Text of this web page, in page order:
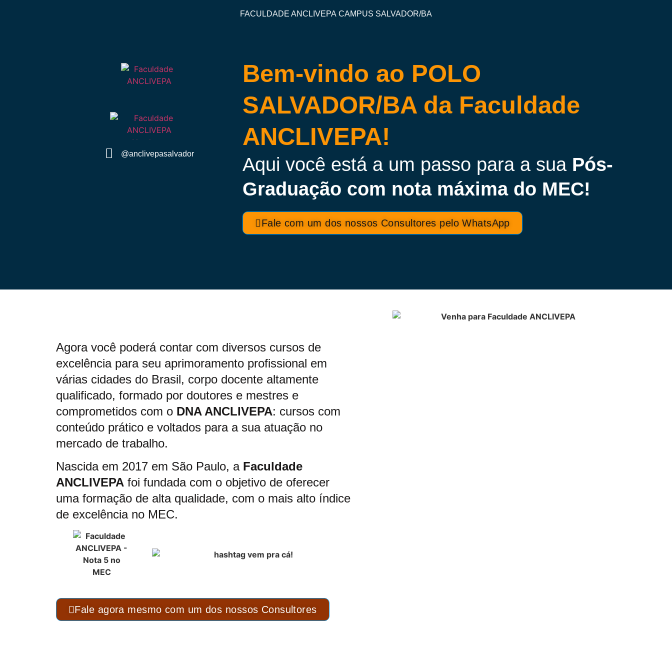
FACULDADE ANCLIVEPA CAMPUS SALVADOR/BA
@anclivepasalvador
Bem-vindo ao POLO
SALVADOR/BA da Faculdade
ANCLIVEPA!
Aqui você está a um passo para a sua Pós-
Graduação com nota máxima do MEC!
Fale com um dos nossos Consultores pelo WhatsApp
Agora você poderá contar com diversos cursos de
excelência para seu aprimoramento profissional em
várias cidades do Brasil, corpo docente altamente
qualificado, formado por doutores e mestres e
comprometidos com o DNA ANCLIVEPA: cursos com
conteúdo prático e voltados para a sua atuação no
mercado de trabalho.
Nascida em 2017 em São Paulo, a Faculdade
ANCLIVEPA foi fundada com o objetivo de oferecer
uma formação de alta qualidade, com o mais alto índice
de excelência no MEC.
Fale agora mesmo com um dos nossos Consultores